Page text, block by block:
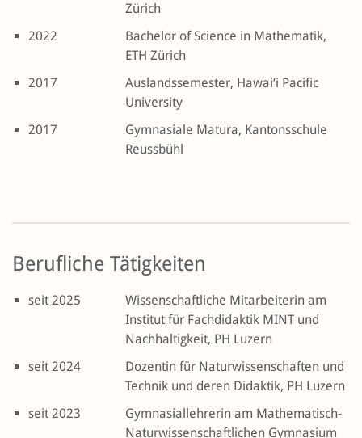
Zürich
2022
Bachelor of Science in Mathematik,
ETH Zürich
2017
Auslandssemester, Hawai‘i Pacific
University
2017
Gymnasiale Matura, Kantonsschule
Reussbühl
Berufliche Tätigkeiten
seit 2025
Wissenschaftliche Mitarbeiterin am
Institut für Fachdidaktik MINT und
Nachhaltigkeit, PH Luzern
seit 2024
Dozentin für Naturwissenschaften und
Technik und deren Didaktik, PH Luzern
seit 2023
Gymnasiallehrerin am Mathematisch-
Naturwissenschaftlichen Gymnasium